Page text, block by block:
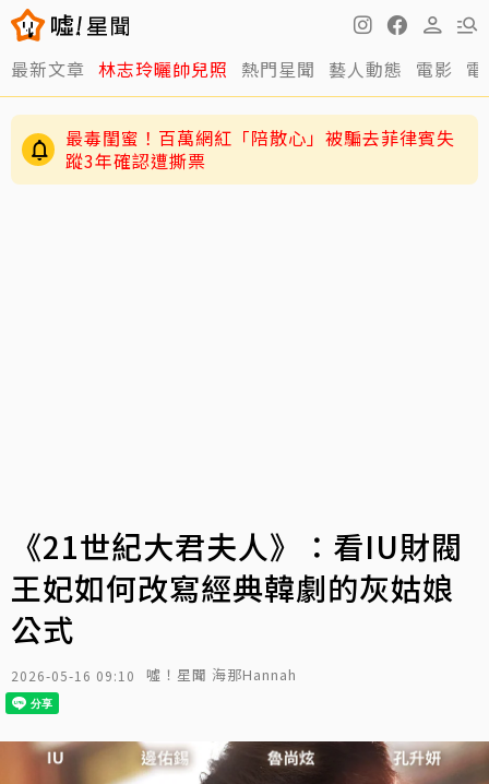
最新文章 林志玲曬帥兒照 熱門星聞 藝人動態 電影
最毒閨蜜！百萬網紅「陪散心」被騙去菲律賓失
蹤3年確認遭撕票
《21世紀大君夫人》：看IU財閥
王妃如何改寫經典韓劇的灰姑娘
公式
2026-05-16 09:10 噓！星聞 海那Hannah